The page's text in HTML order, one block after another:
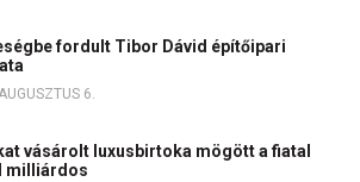
fordult Tibor Dávid építőipari
6.
vásárolt luxusbirtoka mögött a fiatal
milliárdos